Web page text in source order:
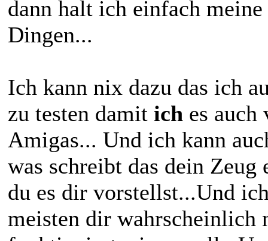
dann halt ich einfach
Dingen...
Ich kann nix dazu das ich
zu testen damit ich es auch
Amigas... Und ich kann
was schreibt das dein
du es dir vorstellst...Und
meisten dir wahrscheinlich